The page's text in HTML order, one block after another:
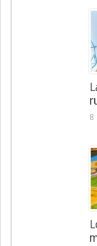
8